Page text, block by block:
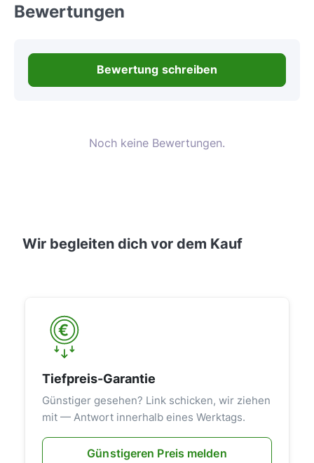
Bewertungen
Bewertung schreiben
Noch keine Bewertungen.
Wir begleiten dich vor dem Kauf
Tiefpreis-Garantie
Günstiger gesehen? Link schicken, wir ziehen
mit — Antwort innerhalb eines Werktags.
Günstigeren Preis melden